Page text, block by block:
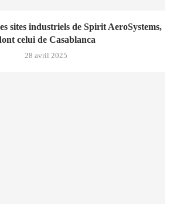
sites industriels de Spirit AeroSystems,
celui de Casablanca
28 avril 2025